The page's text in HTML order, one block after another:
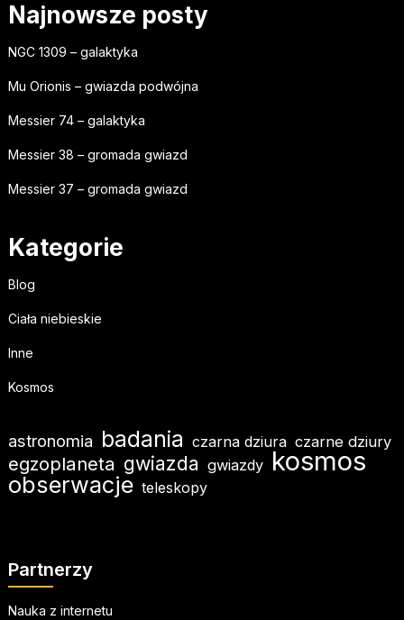
Najnowsze posty
NGC 1309 – galaktyka
Mu Orionis – gwiazda podwójna
Messier 74 – galaktyka
Messier 38 – gromada gwiazd
Messier 37 – gromada gwiazd
Kategorie
Blog
Ciała niebieskie
Inne
Kosmos
astronomia badania czarna dziura czarne dziury
egzoplaneta gwiazda gwiazdy kosmos
obserwacje teleskopy
Partnerzy
Nauka z internetu